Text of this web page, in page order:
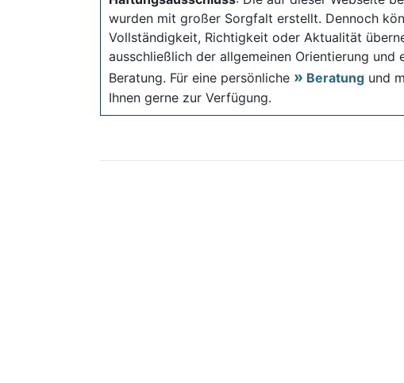
wurden mit großer Sorgfalt erstellt. Dennoch
Vollständigkeit, Richtigkeit oder Aktualität
ausschließlich der allgemeinen Orientierung
Beratung. Für eine persönliche
Beratung und
Ihnen gerne zur Verfügung.